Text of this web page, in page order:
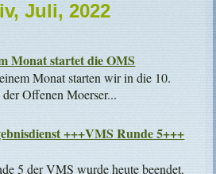
Juli, 2022
Monat startet die OMS
Monat starten wir in die 10.
Offenen Moerser...
+++VMS Runde 5+++
5 der VMS wurde heute beendet.